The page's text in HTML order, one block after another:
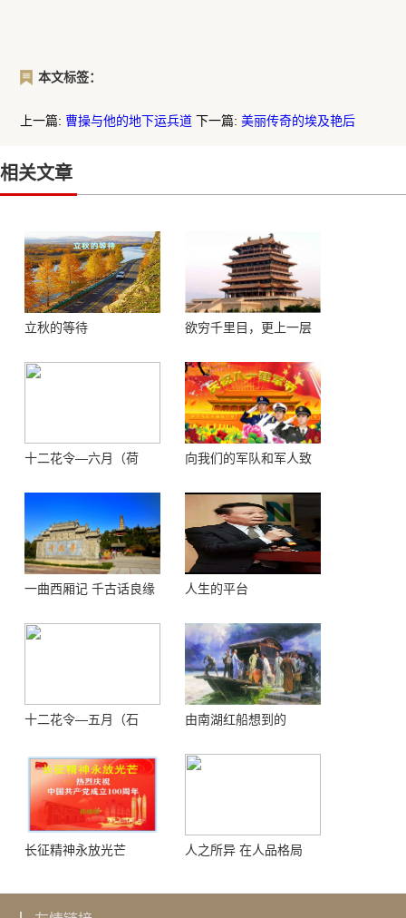
本文标签：
上一篇: 曹操与他的地下运兵道 下一篇:美丽传奇的埃及艳后
相关文章
立秋的等待
欲穷千里目，更上一层
十二花令—六月（荷
向我们的军队和军人致
一曲西厢记 千古话良缘 人生的平台
十二花令—五月（石
由南湖红船想到的
长征精神永放光芒 人之所异 在人品格局